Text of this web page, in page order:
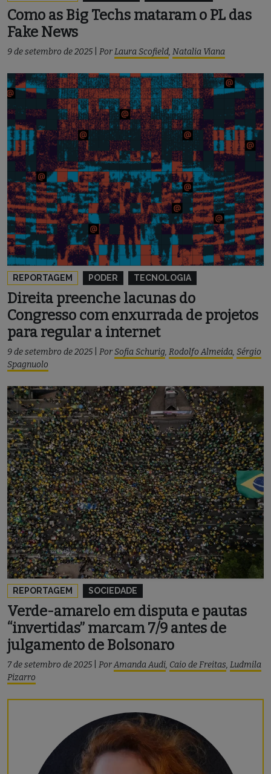
Como as Big Techs mataram o PL das
Fake News
9 de setembro de 2025 PorLaura Scofield, Natalia Viana
REPORTAGEM PODER TECNOLOGIA
Direita preenche lacunas do
Congresso com enxurrada de projetos
para regular a internet
9 de setembro de 2025 PorSofia Schurig, Rodolfo Almeida, Sérgio
Spagnuolo
REPORTAGEM SOCIEDADE
Verde-amarelo em disputa e pautas
“invertidas” marcam 7/9 antes de
julgamento de Bolsonaro
7 de setembro de 2025 PorAmanda Audi, Caio de Freitas, Ludmila
Pizarro